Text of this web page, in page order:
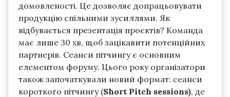
домовленості. Це дозволяє допрацьовувати
продукцію спільними зусиллями. Як
відбувається презентація проєктів? Команда
має лише 30 хв, щоб зацікавити потенційних
партнерів. Сеанси пітчингу є основним
елементом форуму. Цього року організатори
також започаткували новий формат: сеанси
короткого пітчингу (Short Pitch sessions), де